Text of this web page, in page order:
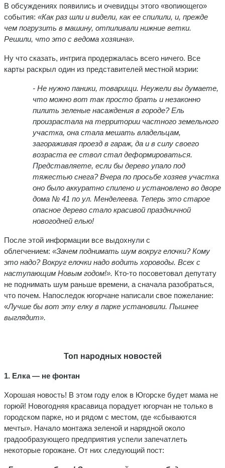
В обсуждениях появились и очевидцы этого «вопиющего»
события: «Как раз шли и видели, как ее спилили, и, прежде
чем погрузить в машину, отпиливали нижние ветки.
Решили, что это с ведома хозяина».
Ну что сказать, интрига продержалась всего ничего. Все
карты раскрыл один из представителей местной мэрии:
- Не нужно паники, товарищи. Неужели вы думаете,
что можно вот так просто брать и незаконно
пилить зеленые насаждения в городе? Ель
произрастала на территории частного земельного
участка, она стала мешать владельцам,
загораживая проезд в гараж, да и в силу своего
возраста ее ствол стал деформироваться.
Представляете, если бы дерево упало под
тяжестью снега? Вчера по просьбе хозяев участка
оно было аккуратно спилено и установлено во дворе
дома № 41 по ул. Менделеева. Теперь это старое
опасное дерево стало красивой праздничной
новогодней елью!
После этой информации все выдохнули с
облегчением: «Зачем поднимать шум вокруг елочки? Кому
это надо? Вокруг елочки надо водить хороводы. Всех с
наступающим Новым годом!». Кто-то посоветовал депутату
не поднимать шум раньше времени, а сначала разобраться,
что почем. Напоследок югорчане написали свое пожелание:
«Лучше бы вот эту елку в парке установили. Пышнее
выглядит».
Топ народных новостей
1. Елка — не фонтан
Хорошая новость! В этом году елок в Югорске будет мама не
горюй! Новогодняя красавица порадует югорчан не только в
городском парке, но и рядом с местом, где «сбываются
мечты». Начало монтажа зеленой и нарядной около
градообразующего предприятия успели запечатлеть
некоторые горожане. От них следующий пост: